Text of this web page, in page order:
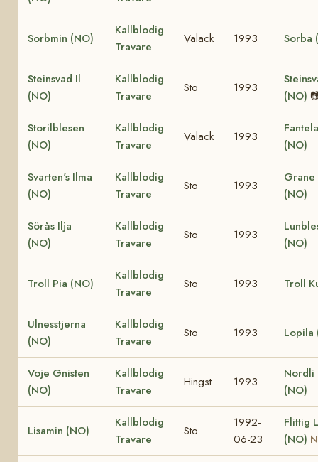
Sorbmin (NO)
Kallblodig
Travare
Valack 1993 Sorba
Steinsvad Il
(NO)
Kallblodig
Travare
Sto 1993
(NO)
Storilblesen
(NO)
Kallblodig
Travare
Valack 1993
(NO)
Svarten's Ilma
(NO)
Kallblodig
Travare
Sto 1993
(NO)
Sörås Ilja
(NO)
Kallblodig
Travare
Sto 1993
(NO)
Troll Pia (NO)
Kallblodig
Travare
Sto 1993 Troll
Ulnesstjerna
(NO)
Kallblodig
Travare
Sto 1993 Lopila
Voje Gnisten
(NO)
Kallblodig
Travare
Hingst 1993
Nordli
(NO)
Lisamin (NO)
Kallblodig
Travare
Sto
1992-
06-23
Flittig
(NO)